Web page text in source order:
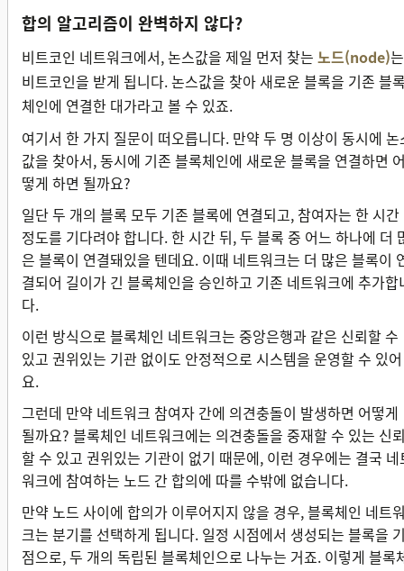
합의 알고리즘이 완벽하지 않다?
비트코인 네트워크에서, 논스값을 제일 먼저 찾는 노드(node)는
비트코인을 받게 됩니다. 논스값을 찾아 새로운 블록을 기존 블
체인에 연결한 대가라고 볼 수 있죠.
여기서 한 가지 질문이 떠오릅니다. 만약 두 명 이상이 동시에 논
값을 찾아서, 동시에 기존 블록체인에 새로운 블록을 연결하면
떻게 하면 될까요?
일단 두 개의 블록 모두 기존 블록에 연결되고, 참여자는 한 시간
정도를 기다려야 합니다. 한 시간 뒤, 두 블록 중 어느 하나에 더
은 블록이 연결돼있을 텐데요. 이때 네트워크는 더 많은 블록이
결되어 길이가 긴 블록체인을 승인하고 기존 네트워크에 추가합
다.
이런 방식으로 블록체인 네트워크는 중앙은행과 같은 신뢰할 수
있고 권위있는 기관 없이도 안정적으로 시스템을 운영할 수 있어
요.
그런데 만약 네트워크 참여자 간에 의견충돌이 발생하면 어떻게
될까요? 블록체인 네트워크에는 의견충돌을 중재할 수 있는 신
할 수 있고 권위있는 기관이 없기 때문에, 이런 경우에는 결국 네
워크에 참여하는 노드 간 합의에 따를 수밖에 없습니다.
만약 노드 사이에 합의가 이루어지지 않을 경우, 블록체인 네트
크는 분기를 선택하게 됩니다. 일정 시점에서 생성되는 블록을
점으로, 두 개의 독립된 블록체인으로 나누는 거죠. 이렇게 블록